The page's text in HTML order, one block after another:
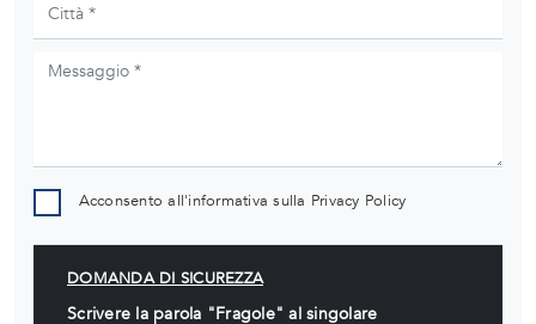
Acconsento all'informativa sulla Privacy Policy
DOMANDA DI SICUREZZA
Scrivere la parola "Fragole" al singolare